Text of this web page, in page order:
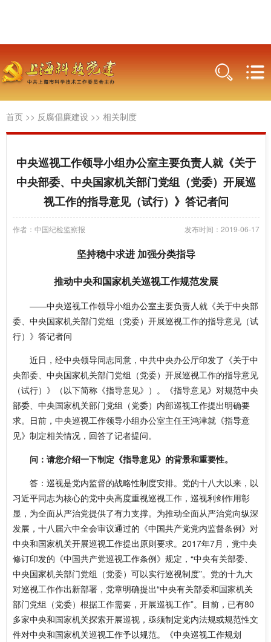
首页 >> 反腐倡廉建设 >> 相关制度
中央巡视工作领导小组办公室主要负责人就《关于
中央部委、中央国家机关部门党组（党委）开展巡
视工作的指导意见（试行）》答记者问
作者：中国纪检监察报 发布时间：2019-06-17
坚持稳中求进 加强分类指导
推动中央和国家机关巡视工作规范发展
——中央巡视工作领导小组办公室主要负责人就《关于中央部
委、中央国家机关部门党组（党委）开展巡视工作的指导意见（试
行）》答记者问
近日，经中央领导同志同意，中共中央办公厅印发了《关于中
央部委、中央国家机关部门党组（党委）开展巡视工作的指导意见
（试行）》（以下简称《指导意见》）。《指导意见》对规范中央
部委、中央国家机关部门党组（党委）内部巡视工作提出明确要
求。日前，中央巡视工作领导小组办公室主任王鸿津就《指导意
见》制定相关情况，回答了记者提问。
问：请您介绍一下制定《指导意见》的背景和重要性。
答：巡视是党内监督的战略性制度安排。党的十八大以来，以
习近平同志为核心的党中央高度重视巡视工作，巡视利剑作用彰
显，为全面从严治党提供了有力支撑。为推动全面从严治党向纵深
发展，十八届六中全会审议通过的《中国共产党党内监督条例》对
中央和国家机关开展巡视工作提出原则要求。2017年7月，党中央
修订印发的《中国共产党巡视工作条例》规定，“中央有关部委、
中央国家机关部门党组（党委）可以实行巡视制度”。党的十九大
对巡视工作作出新部署，党章明确提出“中央有关部委和国家机关
部门党组（党委）根据工作需要，开展巡视工作”。目前，已有80
多家中央和国家机关探索开展巡视，亟须制定党内法规或规范性文
件对中央和国家机关巡视工作予以规范。《中央巡视工作规划